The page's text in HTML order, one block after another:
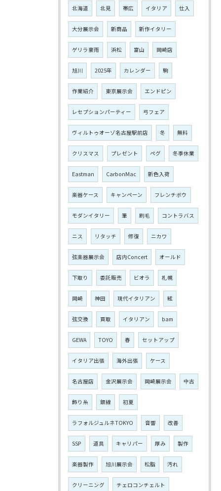
北海道 北見 帯広 イタリア 仕入
大分展示会 新商品 新作イタリー
ゲリラ豪雨 浜松 富山 岡崎店
旭川 2025年 カレンダー 駒
作業紹介 東京展示会 エンドピン
レセプションパーティー 弓フェア
ヴィルトゥオーゾ名古屋駅前店 冬 無料
クリスマス プレゼント ペグ 冬季休業
Eastman CarbonMac 新色入荷
楽器ケース キャンペーン フレンチボウ
モダンイタリー 筆 刷毛 コントラバス
ニス リタッチ 修復 ニカワ
弦楽器展示会 店内Concert オールド
下取り 委託販売 ビオラ 札幌
岡崎 神田 現代イタリアン 絃
弦交換 買取 イタリアン bam
GEWA TOYO 春 セットアップ
イタリア出張 海外出張 ケース
名古屋店 金沢展示会 岡崎展示会 中古
飾り糸 銀線 初夏
ラフォルジュルネTOKYO 音響 改善
SSP 道具 キャリパー 厚み 製作
楽器製作 旭川展示会 松脂 汚れ
クリーニング チェロコンチェルト